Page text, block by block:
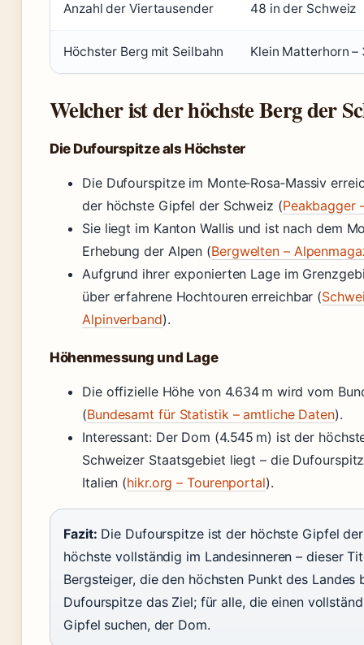
Anzahl der Viertausender 48 in der Schweiz
Höchster Berg mit Seilbahn Klein Matterhorn
Welcher ist der höchste Berg der
Die Dufourspitze als Höchster
Die Dufourspitze im Monte‑Rosa‑Massiv
der höchste Gipfel der Schweiz (Peakbagger
Sie liegt im Kanton Wallis und ist nach dem
Erhebung der Alpen (Bergwelten –
Aufgrund ihrer exponierten Lage im
über erfahrene Hochtouren erreichbar (
Alpinverband).
Höhenmessung und Lage
Die offizielle Höhe von 4.634 m wird vom
(Bundesamt für Statistik – amtliche Daten).
Interessant: Der Dom (4.545 m) ist der
Schweizer Staatsgebiet liegt – die
Italien (hikr.org – Tourenportal).
Fazit: Die Dufourspitze ist der höchste Gipfel
höchste vollständig im Landesinneren – dieser
Bergsteiger, die den höchsten Punkt des
Dufourspitze das Ziel; für alle, die einen
Gipfel suchen, der Dom.